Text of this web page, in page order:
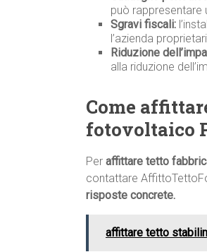
può rappresentare
Sgravi fiscali:
l’azienda
Riduzione
alla riduzione
Come
fotovoltaico
Per affittare tetto
contattare
risposte concrete.
affittare tetto